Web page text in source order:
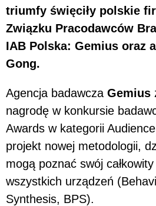
triumfy święciły polskie
Związku Pracodawców
IAB Polska: Gemius oraz
Gong.
Agencja badawcza Gemius
nagrodę w konkursie
Awards w kategorii
projekt nowej metodologii,
mogą poznać swój
wszystkich urządzeń
Synthesis, BPS).